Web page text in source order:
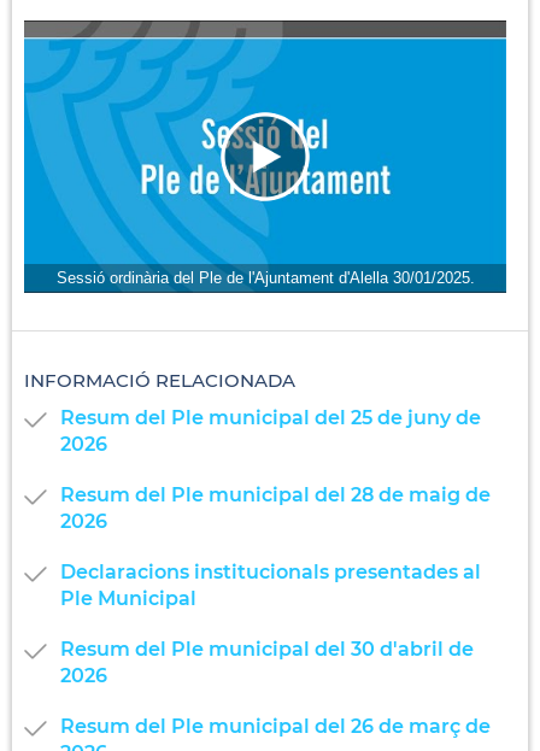
Sessió ordinària del Ple de l'Ajuntament d'Alella 30/01/2025.
INFORMACIÓ RELACIONADA
Resum del Ple municipal del 25 de juny de
2026
Resum del Ple municipal del 28 de maig de
2026
Declaracions institucionals presentades al
Ple Municipal
Resum del Ple municipal del 30 d'abril de
2026
Resum del Ple municipal del 26 de març de